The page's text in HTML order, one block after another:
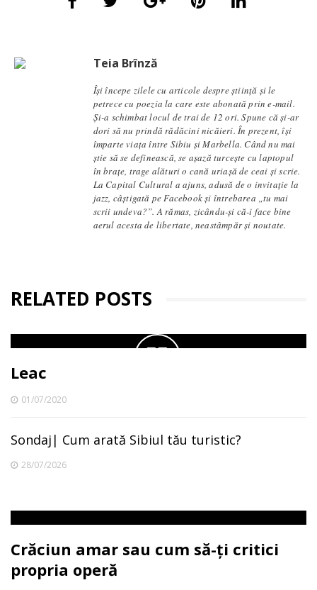
Teia Brînză
Își începe zilele cu articole despre știință și le
petrece cu poezia la care este abonată prin e-mail.
Și-a schimbat locul de trai de 12 ori. Spune că și-ar
dori să nu prindă rădăcini nicăieri. În prezent, își
împarte viața între Sibiu și Marbella. Când nu mai
știe să se definească, se aşază turcește cu laptopul
în brațe, trage alături o cană uriașă de ceai și scrie.
La Capital Cultural a ajuns, adusă de o invitație la
jazz, câștigată pe Facebook și întrebarea „tu mai
scrii undeva?”. A rămas, zicându-și că-i face bine
aerul acesta de libertate, neastâmpăr și noutate.
RELATED POSTS
Leac
01/07/2020
Sondaj| Cum arată Sibiul tău turistic?
28/07/2026
Crăciun amar sau cum să-ți critici
propria operă